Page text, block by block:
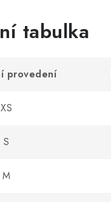
tabulka
provedení
XS
S
M